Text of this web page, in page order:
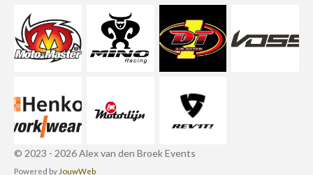
© 2023 - 2026 Alex van den Broek Events
Powered by JouwWeb